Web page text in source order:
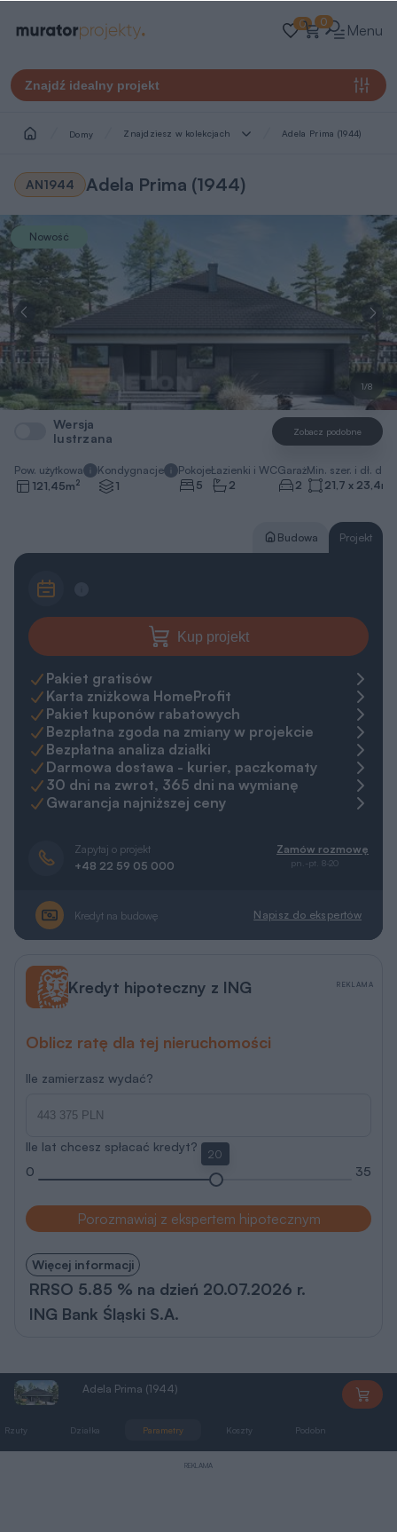
0 0 Menu
Znajdź idealny projekt
Domy Znajdziesz w kolekcjach Adela Prima (1944)
AN1944 Adela Prima (1944)
1/8
Nowość
Wersja
lustrzana
Zobacz podobne
Pow. użytkowa
121,45m2
Kondygnacje
1
Pokoje
5
Łazienki i WC
2
Garaż
2
Min. szer. i dł.
21,7 x 23,4m
Budowa Projekt
Kup projekt
Pakiet gratisów
Karta zniżkowa HomeProfit
Pakiet kuponów rabatowych
Bezpłatna zgoda na zmiany w projekcie
Bezpłatna analiza działki
Darmowa dostawa - kurier, paczkomaty
30 dni na zwrot, 365 dni na wymianę
Gwarancja najniższej ceny
Zapytaj o projekt
+48 22 59 05 000
Zamów rozmowę
pn.-pt. 8-20
Kredyt na budowę Napisz do ekspertów
Kredyt hipoteczny z ING
Oblicz ratę dla tej nieruchomości
Ile zamierzasz wydać?
Ile lat chcesz spłacać kredyt?
0
20
35
Porozmawiaj z ekspertem hipotecznym
Więcej informacji
RRSO 5.85 % na dzień 20.07.2026 r.
ING Bank Śląski S.A.
REKLAMA
Adela Prima (1944)
Rzuty Działka Parametry Koszty Podobne
REKLAMA